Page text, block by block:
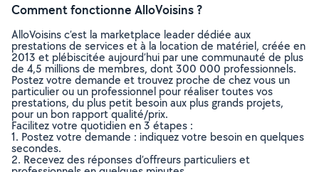
Comment fonctionne AlloVoisins ?
AlloVoisins c’est la marketplace leader dédiée aux
prestations de services et à la location de matériel, créée en
2013 et plébiscitée aujourd’hui par une communauté de plus
de 4,5 millions de membres, dont 300 000 professionnels.
Postez votre demande et trouvez proche de chez vous un
particulier ou un professionnel pour réaliser toutes vos
prestations, du plus petit besoin aux plus grands projets,
pour un bon rapport qualité/prix.
Facilitez votre quotidien en 3 étapes :
1. Postez votre demande : indiquez votre besoin en quelques
secondes.
2. Recevez des réponses d’offreurs particuliers et